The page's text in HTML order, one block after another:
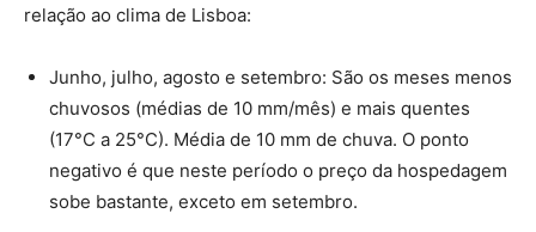
relação ao clima de Lisboa:
Junho, julho, agosto e setembro: São os meses menos
chuvosos (médias de 10 mm/mês) e mais quentes
(17°C a 25°C). Média de 10 mm de chuva. O ponto
negativo é que neste período o preço da hospedagem
sobe bastante, exceto em setembro.